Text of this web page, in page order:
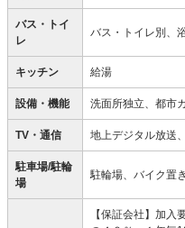
バス・トイ
レ
バス・トイレ別、
キッチン 給湯
設備・機能 洗面所独立、都市
TV・通信 地上デジタル放送
駐車場/駐輪
場
駐輪場、バイク置
【保証会社】加入